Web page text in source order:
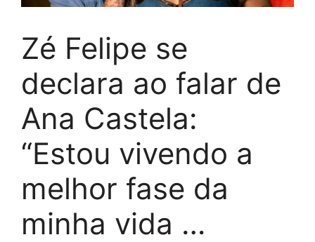
Zé Felipe se
declara ao falar de
Ana Castela:
“Estou vivendo a
melhor fase da
minha vida …